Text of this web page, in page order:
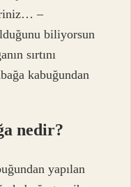
–
biliyorsun
sırtını
kabuğundan
nedir?
yapılan